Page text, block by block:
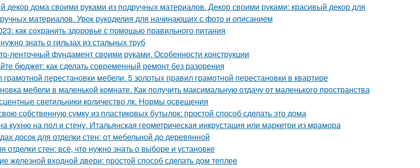
декор дома своими руками из подручных материалов. Декор своими руками: красивый декор для
материалов. Урок рукоделия для начинающих с фото и описанием
как сохранить здоровье с помощью правильного питания
знать о гильзах из стальных труб
ленточный фундамент своими руками. Особенности конструкции
бюджет: как сделать современный ремонт без разорения
грамотной перестановки мебели. 5 золотых правил грамотной перестановки в квартире
мебели в маленькой комнате. Как получить максимальную отдачу от маленького пространства
светильники количество лк. Нормы освещения
собственную сумку из пластиковых бутылок: простой способ сделать это дома
кухню на пол и стену. Итальянская геометрическая инкрустация или маркетри из мрамора
досок для отделки стен: от мебельной до деревянной
отделки стен: всё, что нужно знать о выборе и установке
железной входной двери: простой способ сделать дом теплее